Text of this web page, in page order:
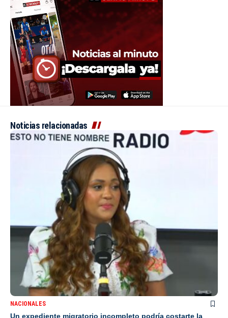
Noticias relacionadas
NACIONALES
Un expediente migratorio incompleto podría costarte la